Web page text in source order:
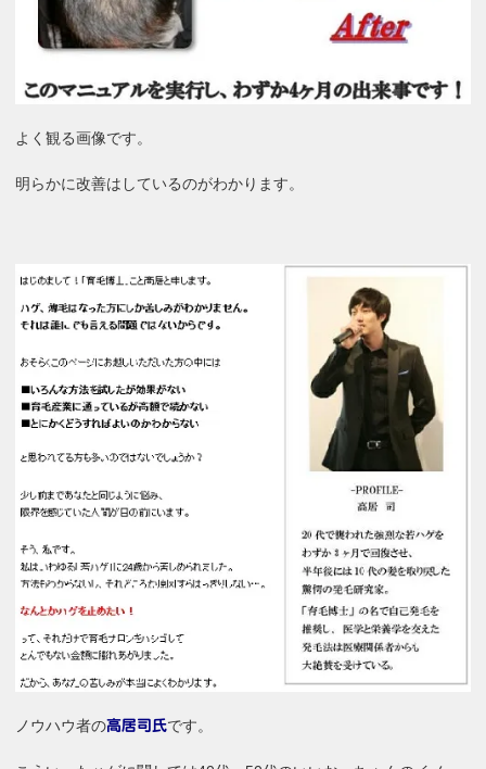
よく観る画像です。
明らかに改善はしているのがわかります。
ノウハウ者の高居司氏です。